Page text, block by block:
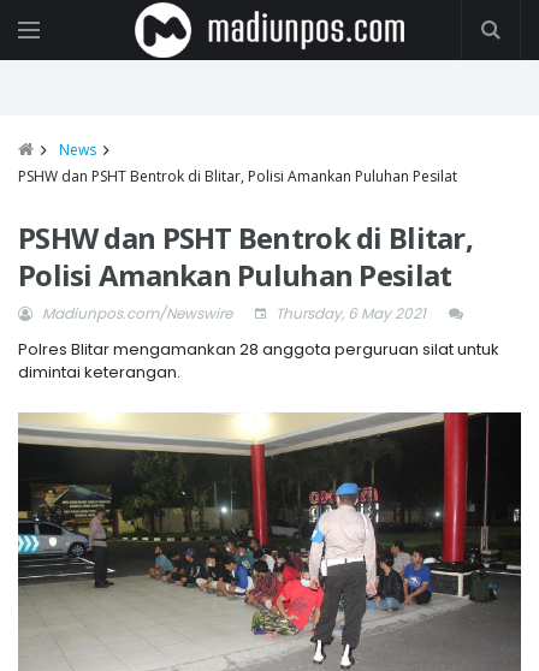
News
PSHW dan PSHT Bentrok di Blitar, Polisi Amankan Puluhan Pesilat
PSHW dan PSHT Bentrok di Blitar,
Polisi Amankan Puluhan Pesilat
Madiunpos.com/Newswire Thursday, 6 May 2021
Polres Blitar mengamankan 28 anggota perguruan silat untuk
dimintai keterangan.